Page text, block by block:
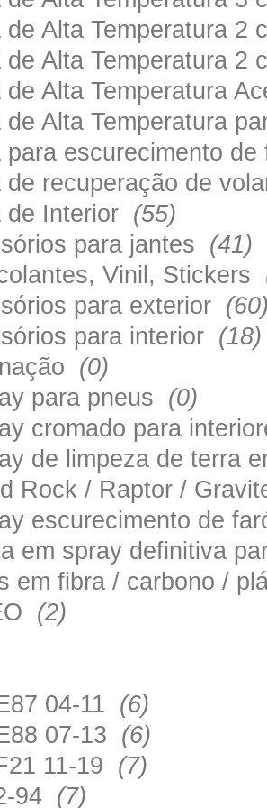
de Alta Temperatura
de Alta Temperatura
de Alta Temperatura
de Alta Temperatura
para escurecimento
de recuperação de
de Interior (55)
para jantes (41)
Vinil, Stickers
para exterior
para interior (18)
(0)
para pneus (0)
cromado para
de limpeza de terra
Rock / Raptor /
escurecimento de
em spray definitiva
em fibra / carbono /
(2)
04-11 (6)
07-13 (6)
11-19 (7)
94 (7)